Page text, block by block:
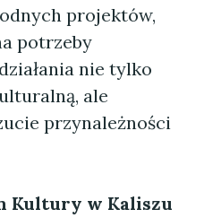
projektów,
potrzeby
nie tylko
ale
przynależności
Kultury w Kaliszu